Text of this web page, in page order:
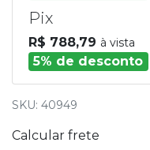
Pix
R$ 788,79 à vista
5% de desconto
SKU: 40949
Calcular frete